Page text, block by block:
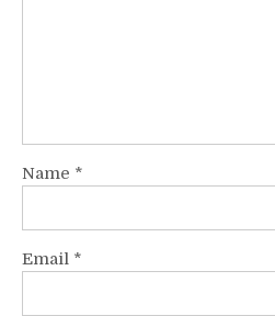
Name *
Email *